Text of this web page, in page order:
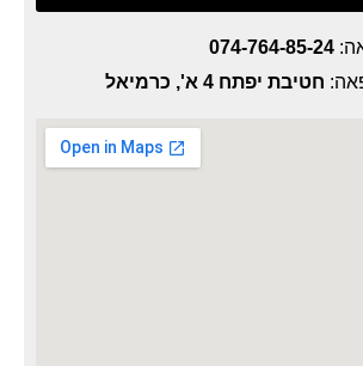
074-764-85-24
חטיבת יפתח 4 א', כרמיאל